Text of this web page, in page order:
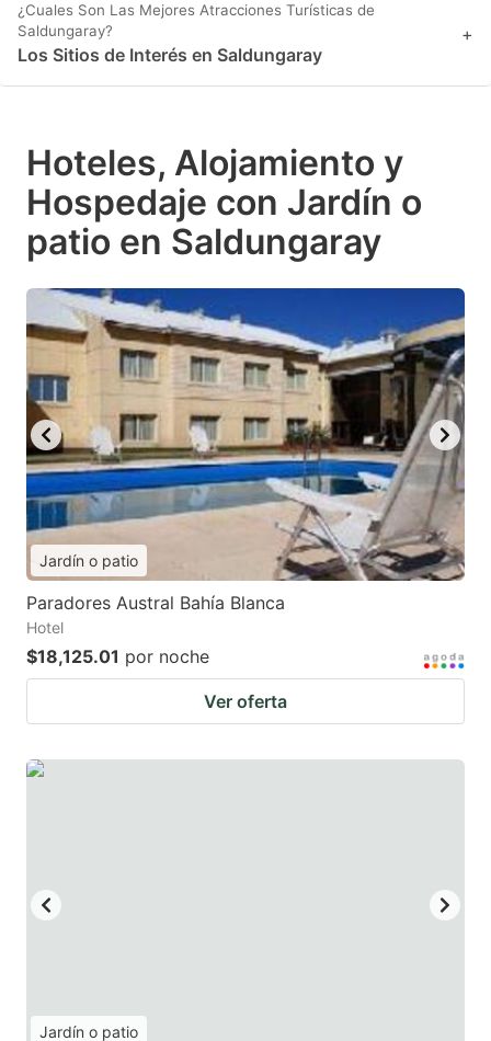
¿Cuales Son Las Mejores Atracciones Turísticas de
Saldungaray?
Los Sitios de Interés en Saldungaray
+
Hoteles, Alojamiento y
Hospedaje con Jardín o
patio en Saldungaray
Jardín o patio
Paradores Austral Bahía Blanca
Hotel
$18,125.01 por noche
Ver oferta
Jardín o patio